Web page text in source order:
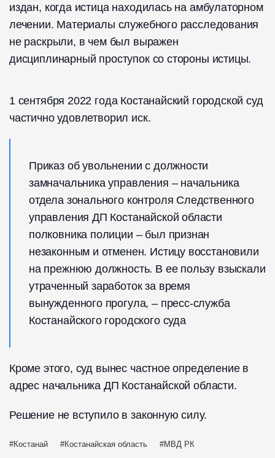
издан, когда истица находилась на амбулаторном
лечении. Материалы служебного расследования
не раскрыли, в чем был выражен
дисциплинарный проступок со стороны истицы.
1 сентября 2022 года Костанайский городской суд
частично удовлетворил иск.
Приказ об увольнении с должности
замначальника управления – начальника
отдела зонального контроля Следственного
управления ДП Костанайской области
полковника полиции – был признан
незаконным и отменен. Истицу восстановили
на прежнюю должность. В ее пользу взыскали
утраченный заработок за время
вынужденного прогула, – пресс-служба
Костанайского городского суда
Кроме этого, суд вынес частное определение в
адрес начальника ДП Костанайской области.
Решение не вступило в законную силу.
Костанай Костанайская область МВД РК